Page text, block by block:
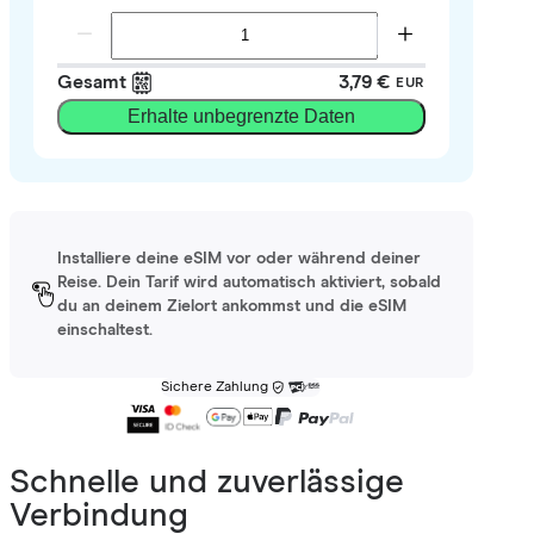
Gesamt 3,79 € EUR
Erhalte unbegrenzte Daten
Installiere deine eSIM vor oder während deiner
Reise. Dein Tarif wird automatisch aktiviert, sobald
du an deinem Zielort ankommst und die eSIM
einschaltest.
Sichere Zahlung
Schnelle und zuverlässige
Verbindung